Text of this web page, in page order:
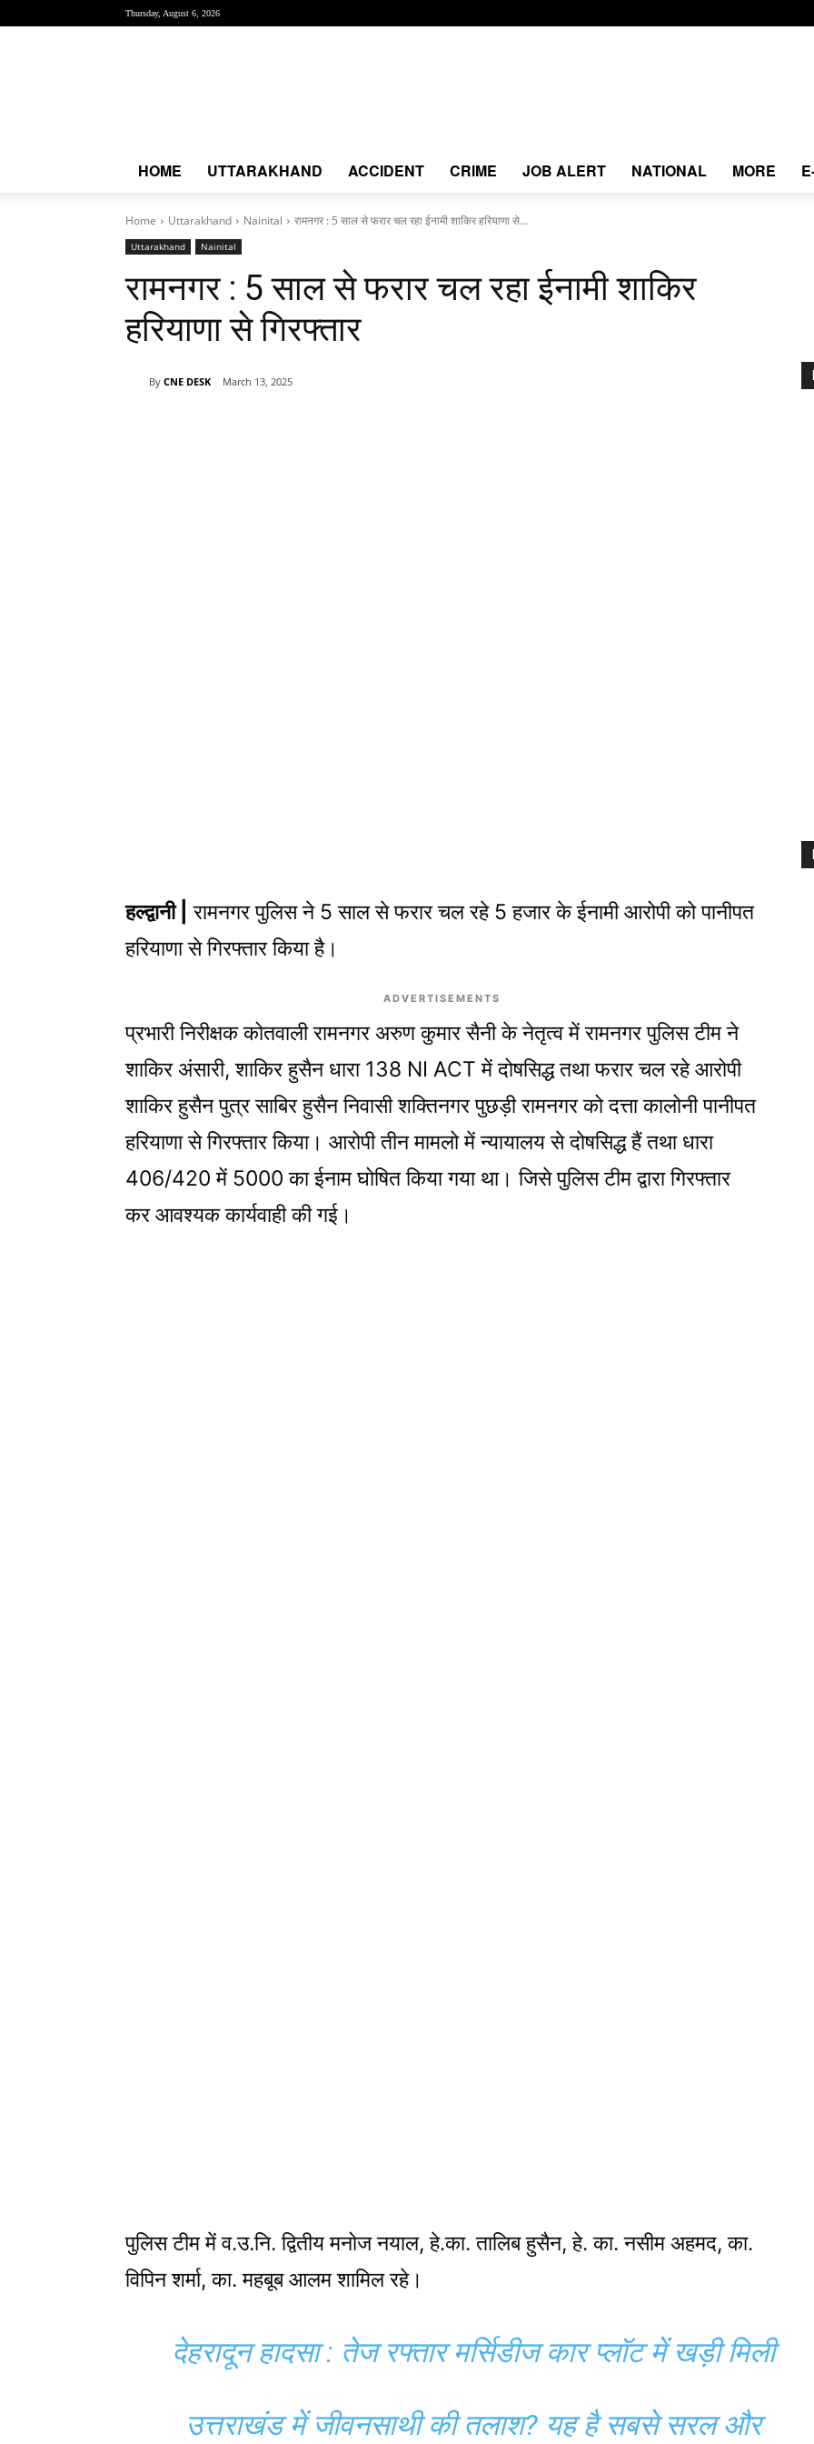
Thursday, August 6, 2026
HOME UTTARAKHAND ACCIDENT CRIME JOB ALERT NATIONAL MORE
Home Uttarakhand Nainital रामनगर : 5 साल से फरार चल रहा ईनामी शाकिर हरियाणा से...
Uttarakhand Nainital
रामनगर : 5 साल से फरार चल रहा ईनामी शाकिर
हरियाणा से गिरफ्तार
By CNE DESK March 13, 2025
हल्द्वानी |
रामनगर पुलिस ने 5 साल से फरार चल रहे 5 हजार के ईनामी आरोपी को पानीपत
हरियाणा से गिरफ्तार किया है।
ADVERTISEMENTS
प्रभारी निरीक्षक कोतवाली रामनगर अरुण कुमार सैनी के नेतृत्व में रामनगर पुलिस टीम ने
शाकिर अंसारी, शाकिर हुसैन धारा 138 NI ACT में दोषसिद्ध तथा फरार चल रहे आरोपी
शाकिर हुसैन पुत्र साबिर हुसैन निवासी शक्तिनगर पुछड़ी रामनगर को दत्ता कालोनी पानीपत
हरियाणा से गिरफ्तार किया। आरोपी तीन मामलो में न्यायालय से दोषसिद्ध हैं तथा धारा
406/420 में 5000 का ईनाम घोषित किया गया था। जिसे पुलिस टीम द्वारा गिरफ्तार
कर आवश्यक कार्यवाही की गई।
पुलिस टीम में व.उ.नि. द्वितीय मनोज नयाल, हे.का. तालिब हुसैन, हे. का. नसीम अहमद, का.
विपिन शर्मा, का. महबूब आलम शामिल रहे।
देहरादून हादसा : तेज रफ्तार मर्सिडीज कार प्लॉट में खड़ी मिली
उत्तराखंड में जीवनसाथी की तलाश? यह है सबसे सरल और